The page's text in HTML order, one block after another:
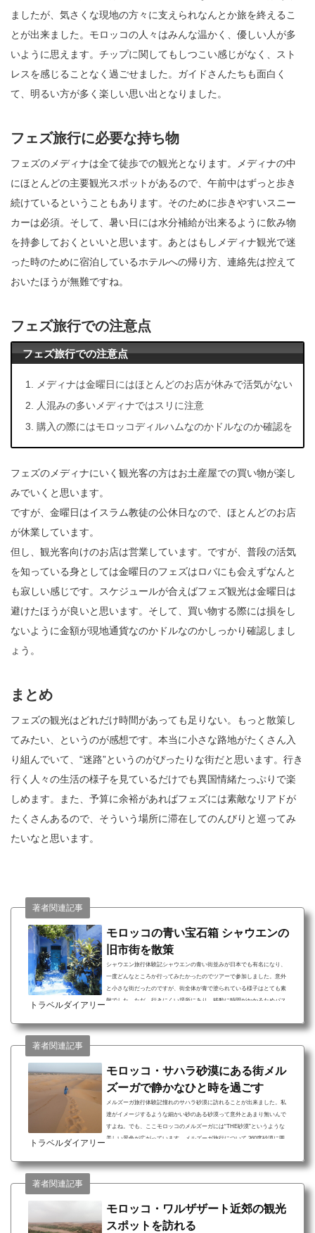
ましたが、気さくな現地の方々に支えられなんとか旅を終えるこ
とが出来ました。モロッコの人々はみんな温かく、優しい人が多
いように思えます。チップに関してもしつこい感じがなく、スト
レスを感じることなく過ごせました。ガイドさんたちも面白く
て、明るい方が多く楽しい思い出となりました。
フェズ旅行に必要な持ち物
フェズのメディナは全て徒歩での観光となります。メディナの中
にほとんどの主要観光スポットがあるので、午前中はずっと歩き
続けているということもあります。そのために歩きやすいスニー
カーは必須。そして、暑い日には水分補給が出来るように飲み物
を持参しておくといいと思います。あとはもしメディナ観光で迷
った時のために宿泊しているホテルへの帰り方、連絡先は控えて
おいたほうが無難ですね。
フェズ旅行での注意点
フェズ旅行での注意点
メディナは金曜日にはほとんどのお店が休みで活気がない
人混みの多いメディナではスリに注意
購入の際にはモロッコディルハムなのかドルなのか確認を
フェズのメディナにいく観光客の方はお土産屋での買い物が楽し
みでいくと思います。
ですが、金曜日はイスラム教徒の公休日なので、ほとんどのお店
が休業しています。
但し、観光客向けのお店は営業しています。ですが、普段の活気
を知っている身としては金曜日のフェズはロバにも会えずなんと
も寂しい感じです。スケジュールが合えばフェズ観光は金曜日は
避けたほうが良いと思います。そして、買い物する際には損をし
ないように金額が現地通貨なのかドルなのかしっかり確認しまし
ょう。
まとめ
フェズの観光はどれだけ時間があっても足りない。もっと散策し
てみたい、というのが感想です。本当に小さな路地がたくさん入
り組んでいて、“迷路”というのがぴったりな街だと思います。行き
行く人々の生活の様子を見ているだけでも異国情緒たっぷりで楽
しめます。また、予算に余裕があればフェズには素敵なリアドが
たくさんあるので、そういう場所に滞在してのんびりと巡ってみ
たいなと思います。
モロッコの青い宝石箱 シャウエンの
旧市街を散策
シャウエン旅行体験記シャウエンの青い街並みが日本でも有名になり、
一度どんなところか行ってみたかったのでツアーで参加しました。意外
と小さな街だったのですが、街全体が青で塗られている様子はとても素
敵でした。ただ、行きにくい場所にあり、移動に時間がかかるためバス
みを歩くとまるでおとぎの国にいるような気分に 小さなカフェやレスト
トラベルダイアリー
著者関連記事
モロッコ・サハラ砂漠にある街メル
ズーガで静かなひと時を過ごす
メルズーガ旅行体験記憧れのサハラ砂漠に訪れることが出来ました。私
達がイメージするような細かい砂のある砂漠って意外とあまり無いんで
すよね。でも、ここモロッコのメルズーガには“THE砂漠”というような
美しい景色が広がっています。メルズーガ旅行について 360度砂漠に囲
のテントでミントティーを飲む体験も出来るモロッコのサハラ砂漠はき
トラベルダイアリー
著者関連記事
モロッコ・ワルザザート近郊の観光
スポットを訪れる
著者関連記事